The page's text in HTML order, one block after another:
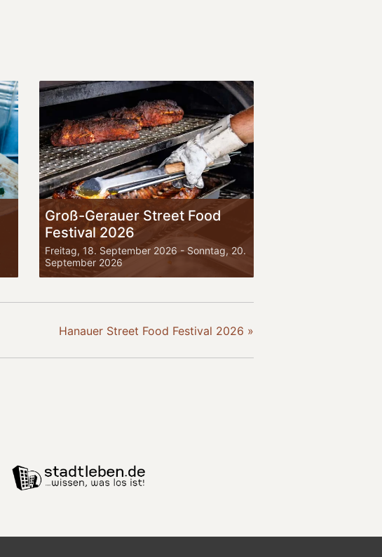
Groß-Gerauer Street Food
Festival 2026
Freitag, 18. September 2026 - Sonntag, 20.
September 2026
Hanauer Street Food Festival 2026 »